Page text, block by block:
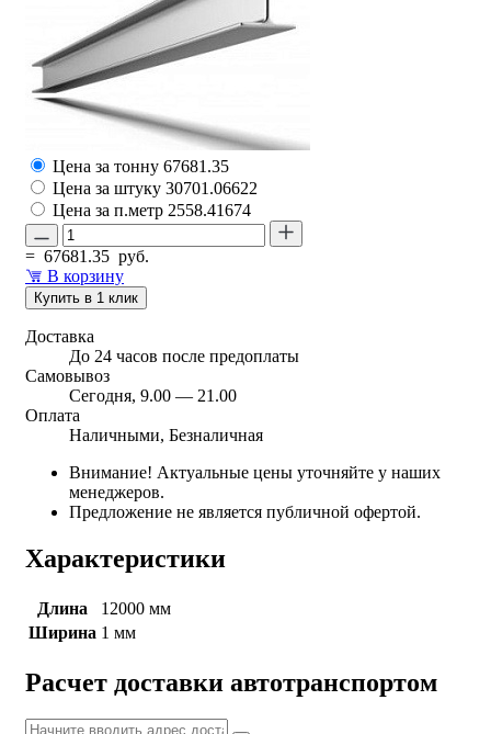
Цена за тонну 67681.35
Цена за штуку 30701.06622
Цена за п.метр 2558.41674
= 67681.35 руб.
В корзину
Купить в 1 клик
Доставка
До 24 часов после предоплаты
Самовывоз
Сегодня, 9.00 — 21.00
Оплата
Наличными, Безналичная
Внимание! Актуальные цены уточняйте у наших
менеджеров.
Предложение не является публичной офертой.
Характеристики
Длина
12000 мм
Ширина 1 мм
Расчет доставки автотранспортом